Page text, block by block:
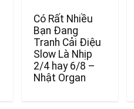
Có Rất Nhiều
Bạn Đang
Tranh Cải Điệu
Slow Là Nhịp
2/4 hay 6/8 –
Nhật Organ